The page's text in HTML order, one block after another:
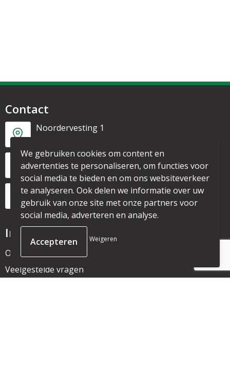
Contact
Noordervesting 1
+31 6 53328087
info@mijnpromo.nl
Informatie
Over ons
Veelgestelde vragen
We gebruiken cookies om content en
advertenties te personaliseren, om functies voor
social media te bieden en om ons websiteverkeer
te analyseren. Ook delen we informatie over uw
gebruik van onze site met onze partners voor
social media, adverteren en analyse.
Weigeren